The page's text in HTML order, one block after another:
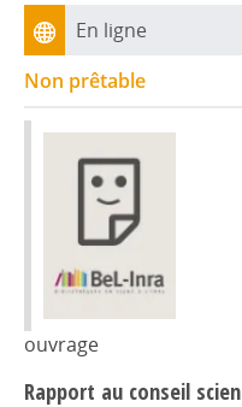
En ligne
Non prêtable
ouvrage
Rapport au conseil